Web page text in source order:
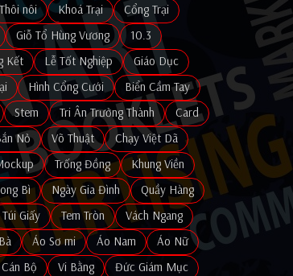
Thôi nôi Khoá Trại
Cổng Trại
Giỗ Tổ Hùng Vương
10.3
Kết Lễ Tốt Nghiệp
Giáo Dục
Hình Cổng Cưới
Biển Cầm Tay
Stem Tri Ân Trưởng Thành
Card
Nỏ Võ Thuật
Chạy Việt Dã
Trống Đồng
Khung Viền
Bì Ngày Gia Đình
Quầy Hàng
Túi Giấy Tem Tròn
Vách Ngang
Áo Sơ mi Áo Nam
Áo Nữ
Cán Bộ Vi Bằng
Đức Giám Mục